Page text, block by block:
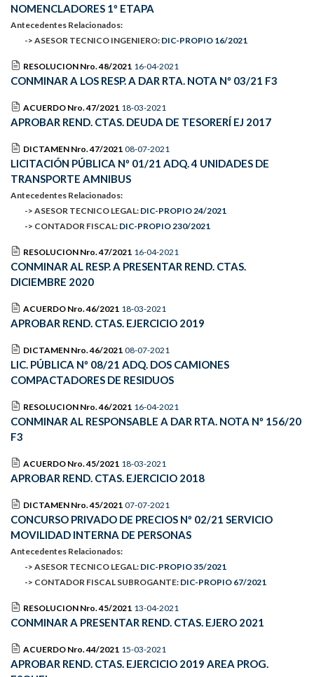
NOMENCLADORES 1º ETAPA
Antecedentes Relacionados:
-> ASESOR TECNICO INGENIERO: DIC-PROPIO 16/2021
RESOLUCION Nro. 48/2021 16-04-2021
CONMINAR A LOS RESP. A DAR RTA. NOTA Nº 03/21 F3
ACUERDO Nro. 47/2021 18-03-2021
APROBAR REND. CTAS. DEUDA DE TESORERÍ EJ 2017
DICTAMEN Nro. 47/2021 08-07-2021
LICITACIÓN PÚBLICA Nº 01/21 ADQ. 4 UNIDADES DE
TRANSPORTE AMNIBUS
Antecedentes Relacionados:
-> ASESOR TECNICO LEGAL: DIC-PROPIO 24/2021
-> CONTADOR FISCAL: DIC-PROPIO 230/2021
RESOLUCION Nro. 47/2021 16-04-2021
CONMINAR AL RESP. A PRESENTAR REND. CTAS.
DICIEMBRE 2020
ACUERDO Nro. 46/2021 18-03-2021
APROBAR REND. CTAS. EJERCICIO 2019
DICTAMEN Nro. 46/2021 08-07-2021
LIC. PÚBLICA Nº 08/21 ADQ. DOS CAMIONES
COMPACTADORES DE RESIDUOS
RESOLUCION Nro. 46/2021 16-04-2021
CONMINAR AL RESPONSABLE A DAR RTA. NOTA Nº 156/20
F3
ACUERDO Nro. 45/2021 18-03-2021
APROBAR REND. CTAS. EJERCICIO 2018
DICTAMEN Nro. 45/2021 07-07-2021
CONCURSO PRIVADO DE PRECIOS Nº 02/21 SERVICIO
MOVILIDAD INTERNA DE PERSONAS
Antecedentes Relacionados:
-> ASESOR TECNICO LEGAL: DIC-PROPIO 35/2021
-> CONTADOR FISCAL SUBROGANTE: DIC-PROPIO 67/2021
RESOLUCION Nro. 45/2021 13-04-2021
CONMINAR A PRESENTAR REND. CTAS. EJERO 2021
ACUERDO Nro. 44/2021 15-03-2021
APROBAR REND. CTAS. EJERCICIO 2019 AREA PROG.